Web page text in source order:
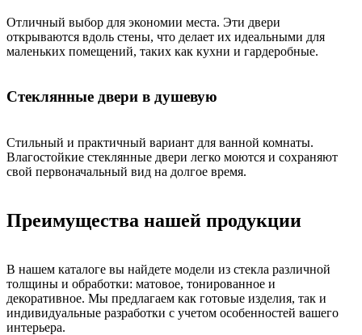
Отличный выбор для экономии места. Эти двери
открываются вдоль стены, что делает их идеальными для
маленьких помещений, таких как кухни и гардеробные.
Стеклянные двери в душевую
Стильный и практичный вариант для ванной комнаты.
Влагостойкие стеклянные двери легко моются и сохраняют
свой первоначальный вид на долгое время.
Преимущества нашей продукции
В нашем каталоге вы найдете модели из стекла различной
толщины и обработки: матовое, тонированное и
декоративное. Мы предлагаем как готовые изделия, так и
индивидуальные разработки с учетом особенностей вашего
интерьера.